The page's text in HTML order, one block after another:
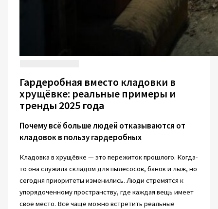
Гардеробная вместо кладовки в
хрущёвке: реальные примеры и
тренды 2025 года
Почему всё больше людей отказываются от
кладовок в пользу гардеробных
Кладовка в хрущёвке — это пережиток прошлого. Когда-
то она служила складом для пылесосов, банок и лыж, но
сегодня приоритеты изменились. Люди стремятся к
упорядоченному пространству, где каждая вещь имеет
своё место. Всё чаще можно встретить реальные